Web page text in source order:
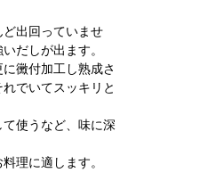
出回っていませ
だしが出ます。
黴付加工し熟成さ
でいてスッキリと
使うなど、味に深
理に適します。